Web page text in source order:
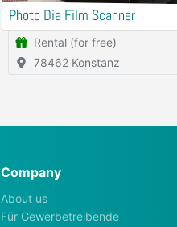
Photo Dia Film Scanner
Rental (for free)
78462 Konstanz
Company
About us
Für Gewerbetreibende